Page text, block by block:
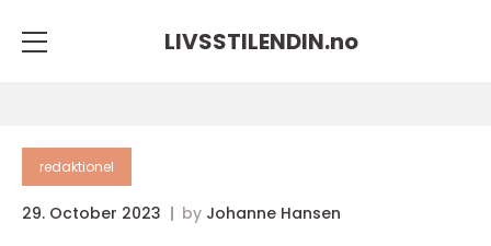
LIVSSTILENDIN.no
redaktionel
29. October 2023 by Johanne Hansen